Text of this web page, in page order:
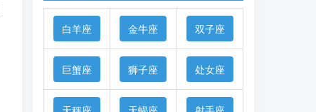
白羊座 金牛座 双子座
巨蟹座 狮子座 处女座